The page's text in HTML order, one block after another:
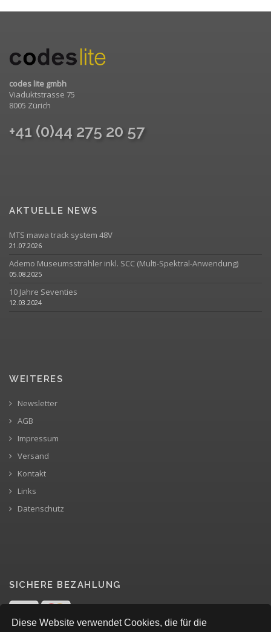
Diese Website verwendet Cookies, die für die
codes lite gmbh
Viaduktstrasse 75
8005 Zürich
+41 (0)44 275 20 57
AKTUELLE NEWS
MTS mawa track system 48V
21.07.2026
Ademo Museumsstrahler inkl. SCC (Multi-Spektral-Anwendung)
05.08.2025
10 Jahre Seventies
12.03.2024
WEITERES
Newsletter
AGB
Impressum
Versand
Kontakt
Links
Datenschutz
SICHERE BEZAHLUNG